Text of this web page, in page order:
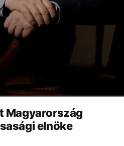
Magyarország
elnöke